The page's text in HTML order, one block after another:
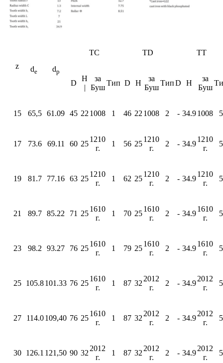
z de dp
ТС TD TT
D
Н
|
за
Буш
Тип D H
за
Буш
ТипD Н
за
Буш
15 65,5 61.09 45 22 1008 1 46 22 1008 2 - 34.91008 5
17 73.6 69.11 60 25
1210
г.
1 56 25
1210
г.
2 - 34.9
1210
г.
5
19 81.7 77.16 63 25
1210
г.
1 62 25
1210
г.
2 - 34.9
1210
г.
5
21 89.7 85.22 71 25
1610
г.
1 70 25
1610
г.
2 - 34.9
1610
г.
5
23 98.2 93.27 76 25
1610
г.
1 79 25
1610
г.
2 - 34.9
1610
г.
5
25 105.8101.33 76 25
1610
г.
1 87 32
2012
г.
2 - 34.9
2012
г.
5
27 114.0 109,40 76 25
1610
г.
1 87 32
2012
г.
2 - 34.9
2012
г.
5
30 126.1 121,50 90 32
2012
г.
1 87 32
2012
г.
2 - 34.9
2012
г.
5